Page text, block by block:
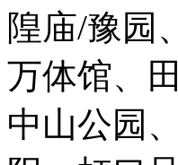
隍庙/豫园
万体馆、
中山公园